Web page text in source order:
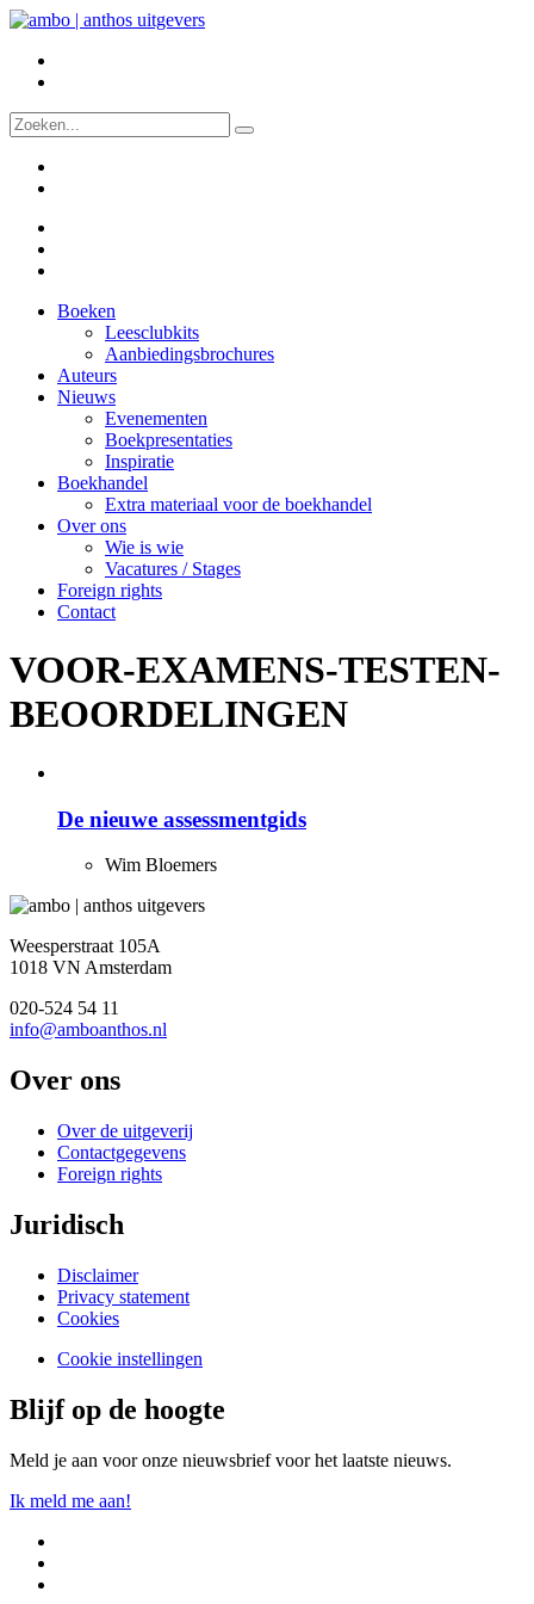
Boeken
Leesclubkits
Aanbiedingsbrochures
Auteurs
Nieuws
Evenementen
Boekpresentaties
Inspiratie
Boekhandel
Extra materiaal voor de boekhandel
Over ons
Wie is wie
Vacatures / Stages
Foreign rights
Contact
VOOR-EXAMENS-TESTEN-
BEOORDELINGEN
De nieuwe assessmentgids
Wim Bloemers
Weesperstraat 105A
1018 VN Amsterdam
020-524 54 11
info@amboanthos.nl
Over ons
Over de uitgeverij
Contactgegevens
Foreign rights
Juridisch
Disclaimer
Privacy statement
Cookies
Cookie instellingen
Blijf op de hoogte
Meld je aan voor onze nieuwsbrief voor het laatste nieuws.
Ik meld me aan!